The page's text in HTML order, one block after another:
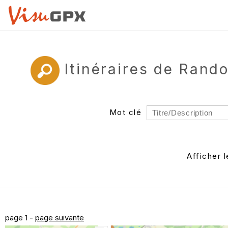
Itinéraires de
Mot clé
Auteur
Afficher
page 1 - page suivante